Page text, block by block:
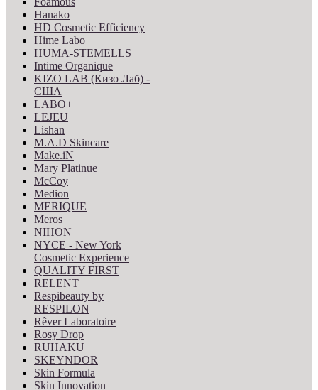
Hanako
HD Cosmetic Efficiency
Hime Labo
HUMA-STEMELLS
Intime Organique
KIZO LAB (Кизо Лаб) -
США
LABO+
LEJEU
Lishan
M.A.D Skincare
Make.iN
Mary Platinue
McCoy
Medion
MERIQUE
Meros
NIHON
NYCE - New York
Cosmetic Experience
QUALITY FIRST
RELENT
Respibeauty by
RESPILON
Rêver Laboratoire
Rosy Drop
RUHAKU
SKEYNDOR
Skin Formula
Skin Innovation